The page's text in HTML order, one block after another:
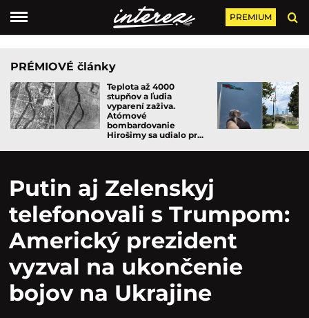
PREMIUM
PRÉMIOVÉ články
Teplota až 4000
stupňov a ľudia
vyparení zaživa.
Atómové
bombardovanie
Hirošimy sa udialo pr...
Putin aj Zelenskyj
telefonovali s Trumpom:
Americký prezident
vyzval na ukončenie
bojov na Ukrajine